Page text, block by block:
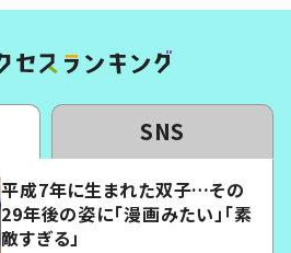
SNS
平成7年に生まれた双子…その
29年後の姿に「漫画みたい」「素
敵すぎる」